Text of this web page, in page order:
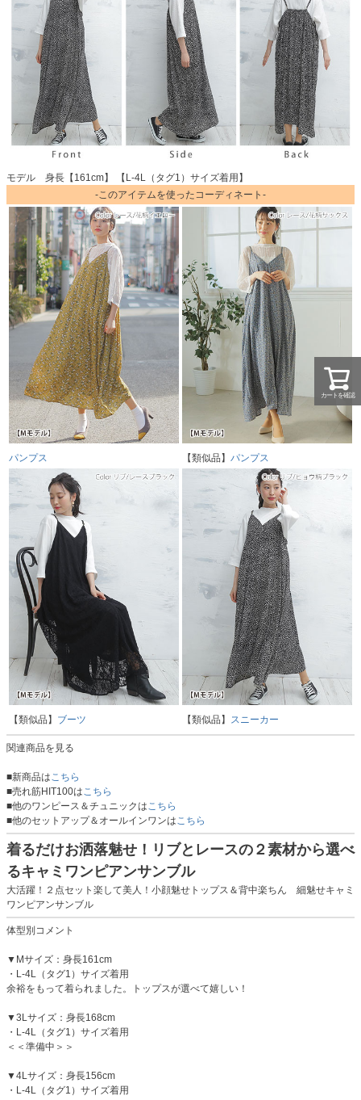
モデル 身長【161cm】 【L-4L（タグ1）サイズ着用】
-このアイテムを使ったコーディネート-
パンプス 【類似品】 パンプス
【類似品】 ブーツ 【類似品】 スニーカー
関連商品を見る
■新商品はこちら
■売れ筋HIT100はこちら
■他のワンピース＆チュニックはこちら
■他のセットアップ＆オールインワンはこちら
着るだけお洒落魅せ！リブとレースの２素材から選べ
るキャミワンピアンサンブル
大活躍！２点セット楽して美人！小顔魅せトップス＆背中楽ちん 細魅せキャミ
ワンピアンサンブル
体型別コメント
▼Mサイズ：身長161cm
・L-4L（タグ1）サイズ着用
余裕をもって着られました。トップスが選べて嬉しい！
▼3Lサイズ：身長168cm
・L-4L（タグ1）サイズ着用
＜＜準備中＞＞
▼4Lサイズ：身長156cm
・L-4L（タグ1）サイズ着用
カートを確認